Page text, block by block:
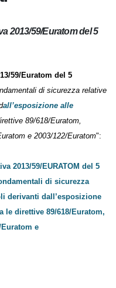
2013/59/Euratom del
59/Euratom del 5
di sicurezza
dall’esposizione alle
89/618/Euratom,
e
2013/59/EURATOM del 5
di sicurezza
derivanti
e che abroga le
96/29/Euratom,